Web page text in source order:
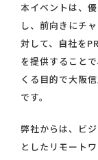
本イベントは、
し、前向きにチ
対して、自社を
を提供すること
くる目的で大阪
です。
弊社からは、ビ
としたリモート